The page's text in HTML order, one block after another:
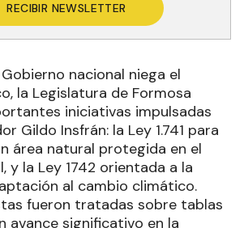
RECIBIR NEWSLETTER
nacional niega el
la Legislatura de Formosa
iniciativas impulsadas
Gildo Insfrán: la Ley 1.741 para
área natural protegida en el
y la Ley 1742 orientada a la
al cambio climático.
fueron tratadas sobre tablas
avance significativo en la